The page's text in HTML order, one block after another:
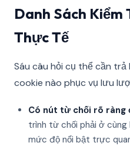
Danh Sách Kiểm
Thực Tế
Sáu câu hỏi cụ thể cần
cookie nào phục vụ lưu
Có nút từ chối rõ ràng
trình từ chối phải ở cùng
mức độ nổi bật trực